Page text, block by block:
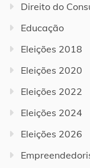
Direito do
Educação
Eleições 2018
Eleições 2020
Eleições 2022
Eleições 2024
Eleições 2026